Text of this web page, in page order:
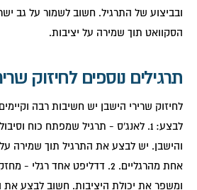
ובביצוע של התרגיל. חשוב לשמור על גב
הסקוואט תוך שמירה על יציבות.
תרגילים נוספים לחיזוק
לחיזוק שרירי הישבן יש חשיבות רבה
לבצע: 1. לאנג'ס - תרגיל שמפתח כוח
אחת מהרגליים. 2. דדליפט אחד
ומשפר את יכולת היציבות. חשוב לבצע את